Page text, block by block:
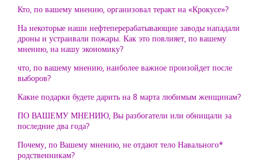
Кто, по вашему мнению, организовал теракт на «Крокусе»?
На некоторые наши нефтеперерабатывающие заводы нападали
дроны и устраивали пожары. Как это повлияет, по вашему
мнению, на нашу экономику?
что, по вашему мнению, наиболее важное произойдет после
выборов?
Какие подарки будете дарить на 8 марта любимым женщинам?
ПО ВАШЕМУ МНЕНИЮ, Вы разбогатели или обнищали за
последние два года?
Почему, по Вашему мнению, не отдают тело Навального*
родственникам?